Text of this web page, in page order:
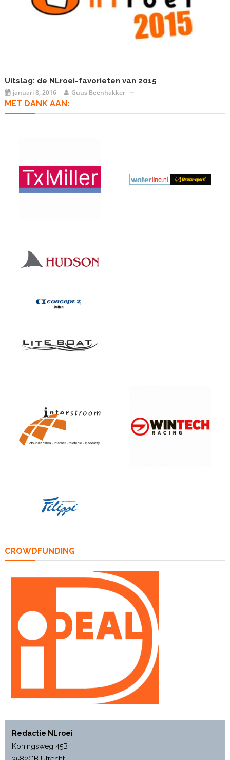
Uitslag: de NLroei-favorieten van 2015
januari 8, 2016 Guus Beenhakker
MET DANK AAN:
CROWDFUNDING
Redactie NLroei
Koningsweg 45B